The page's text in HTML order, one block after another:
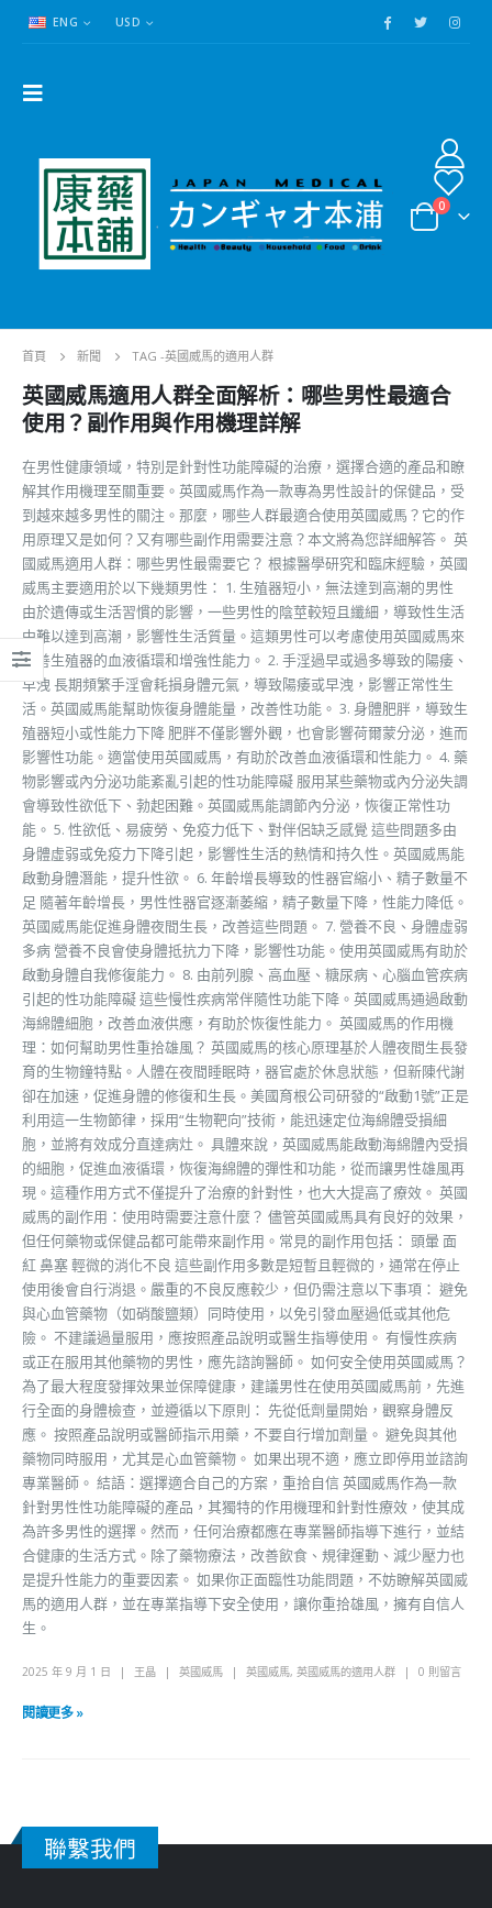
ENG USD
0
首頁 新聞 TAG -英國威馬的適用人群
英國威馬適用人群全面解析：哪些男性最適合
使用？副作用與作用機理詳解
在男性健康領域，特別是針對性功能障礙的治療，選擇合適的產品和瞭
解其作用機理至關重要。英國威馬作為一款專為男性設計的保健品，受
到越來越多男性的關注。那麼，哪些人群最適合使用英國威馬？它的作
用原理又是如何？又有哪些副作用需要注意？本文將為您詳細解答。 英
國威馬適用人群：哪些男性最需要它？ 根據醫學研究和臨床經驗，英國
威馬主要適用於以下幾類男性： 1. 生殖器短小，無法達到高潮的男性
由於遺傳或生活習慣的影響，一些男性的陰莖較短且纖細，導致性生活
中難以達到高潮，影響性生活質量。這類男性可以考慮使用英國威馬來
改善生殖器的血液循環和增強性能力。 2. 手淫過早或過多導致的陽痿、
早洩 長期頻繁手淫會耗損身體元氣，導致陽痿或早洩，影響正常性生
活。英國威馬能幫助恢復身體能量，改善性功能。 3. 身體肥胖，導致生
殖器短小或性能力下降 肥胖不僅影響外觀，也會影響荷爾蒙分泌，進而
影響性功能。適當使用英國威馬，有助於改善血液循環和性能力。 4. 藥
物影響或內分泌功能紊亂引起的性功能障礙 服用某些藥物或內分泌失調
會導致性欲低下、勃起困難。英國威馬能調節內分泌，恢復正常性功
能。 5. 性欲低、易疲勞、免疫力低下、對伴侶缺乏感覺 這些問題多由
身體虛弱或免疫力下降引起，影響性生活的熱情和持久性。英國威馬能
啟動身體潛能，提升性欲。 6. 年齡增長導致的性器官縮小、精子數量不
足 隨著年齡增長，男性性器官逐漸萎縮，精子數量下降，性能力降低。
英國威馬能促進身體夜間生長，改善這些問題。 7. 營養不良、身體虛弱
多病 營養不良會使身體抵抗力下降，影響性功能。使用英國威馬有助於
啟動身體自我修復能力。 8. 由前列腺、高血壓、糖尿病、心腦血管疾病
引起的性功能障礙 這些慢性疾病常伴隨性功能下降。英國威馬通過啟動
海綿體細胞，改善血液供應，有助於恢復性能力。 英國威馬的作用機
理：如何幫助男性重拾雄風？ 英國威馬的核心原理基於人體夜間生長發
育的生物鐘特點。人體在夜間睡眠時，器官處於休息狀態，但新陳代謝
卻在加速，促進身體的修復和生長。美國育根公司研發的“啟動1號”正是
利用這一生物節律，採用“生物靶向”技術，能迅速定位海綿體受損細
胞，並將有效成分直達病灶。 具體來說，英國威馬能啟動海綿體內受損
的細胞，促進血液循環，恢復海綿體的彈性和功能，從而讓男性雄風再
現。這種作用方式不僅提升了治療的針對性，也大大提高了療效。 英國
威馬的副作用：使用時需要注意什麼？ 儘管英國威馬具有良好的效果，
但任何藥物或保健品都可能帶來副作用。常見的副作用包括： 頭暈 面
紅 鼻塞 輕微的消化不良 這些副作用多數是短暫且輕微的，通常在停止
使用後會自行消退。嚴重的不良反應較少，但仍需注意以下事項： 避免
與心血管藥物（如硝酸鹽類）同時使用，以免引發血壓過低或其他危
險。 不建議過量服用，應按照產品說明或醫生指導使用。 有慢性疾病
或正在服用其他藥物的男性，應先諮詢醫師。 如何安全使用英國威馬？
為了最大程度發揮效果並保障健康，建議男性在使用英國威馬前，先進
行全面的身體檢查，並遵循以下原則： 先從低劑量開始，觀察身體反
應。 按照產品說明或醫師指示用藥，不要自行增加劑量。 避免與其他
藥物同時服用，尤其是心血管藥物。 如果出現不適，應立即停用並諮詢
專業醫師。 結語：選擇適合自己的方案，重拾自信 英國威馬作為一款
針對男性性功能障礙的產品，其獨特的作用機理和針對性療效，使其成
為許多男性的選擇。然而，任何治療都應在專業醫師指導下進行，並結
合健康的生活方式。除了藥物療法，改善飲食、規律運動、減少壓力也
是提升性能力的重要因素。 如果你正面臨性功能問題，不妨瞭解英國威
馬的適用人群，並在專業指導下安全使用，讓你重拾雄風，擁有自信人
生。
2025 年 9 月 1 日 王晶 英國威馬 英國威馬, 英國威馬的適用人群 0 則留言
閱讀更多 »
聯繫我們